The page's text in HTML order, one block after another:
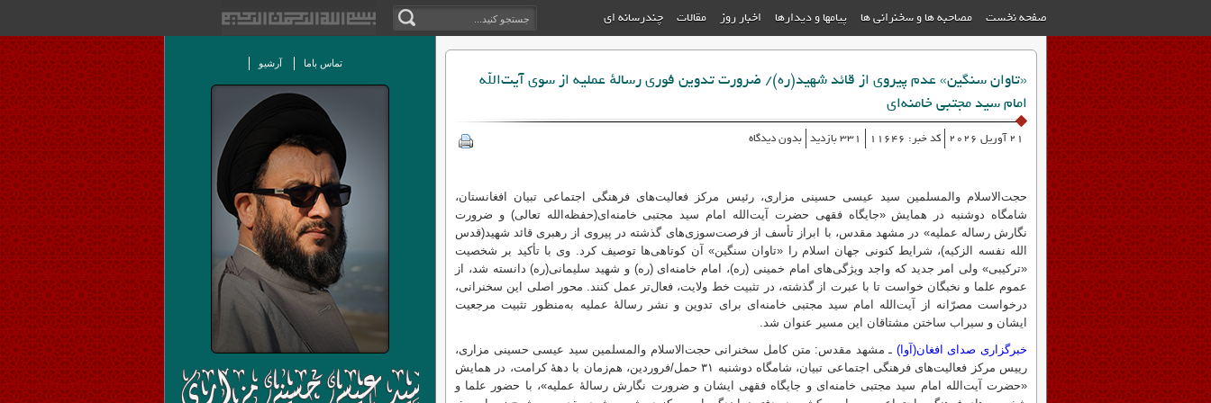
صفحه نخست مصاحبه ها و سخنرانی ها پیامها و دیدارها اخبار روز مقالات چندرسانه ای
«تاوان سنگین» عدم پیروی از قائد شهید(ره)/ ضرورت تدوین فوری رسالهٔ عملیه از سوی آیت‌الله
امام سید مجتبی خامنه‌ای
21 آوریل 2026 کد خبر: 11646 331 بازدید بدون دیدگاه
حجت‌الاسلام والمسلمین سید عیسی حسینی مزاری، رئیس مرکز فعالیت‌های فرهنگی اجتماعی تبیان افغانستان،
شامگاه دوشنبه در همایش «جایگاه فقهی حضرت آیت‌الله امام سید مجتبی خامنه‌ای(حفظه‌الله تعالی) و ضرورت
نگارش رساله عملیه» در مشهد مقدس، با ابراز تأسف از فرصت‌سوزی‌های گذشته در پیروی از رهبری قائد شهید(قدس
الله نفسه الزکیه)، شرایط کنونی جهان اسلام را «تاوان سنگین» آن کوتاهی‌ها توصیف کرد. وی با تأکید بر شخصیت
«ترکیبی» ولی امر جدید که واجد ویژگی‌های امام خمینی (ره)، امام خامنه‌ای (ره) و شهید سلیمانی(ره) دانسته شد، از
عموم علما و نخبگان خواست تا با عبرت از گذشته، در تثبیت خط ولایت، فعال‌تر عمل کنند. محور اصلی این سخنرانی،
درخواست مصرّانه از آیت‌الله امام سید مجتبی خامنه‌ای برای تدوین و نشر رسالهٔ عملیه به‌منظور تثبیت مرجعیت
ایشان و سیراب ساختن مشتاقان این مسیر عنوان شد.
خبرگزاری صدای افغان(آوا) ـ مشهد مقدس: متن کامل سخنرانی حجت‌الاسلام والمسلمین سید عیسی حسینی مزاری،
رییس مرکز فعالیت‌های فرهنگی اجتماعی تبیان، شامگاه دوشنبه ۳۱ حمل/فروردین، هم‌زمان با دههٔ کرامت، در همایش
«حضرت آیت‌الله امام سید مجتبی خامنه‌ای و جایگاه فقهی ایشان و ضرورت نگارش رسالهٔ عملیه»، با حضور علما و
تماس باما آرشیو